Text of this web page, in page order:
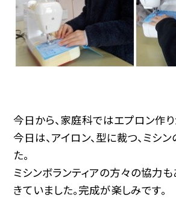
今日から、家庭科ではエプロン作り
今日は、アイロン、型に裁つ、ミシ
た。
ミシンボランティアの方々の協力も
きていました。完成が楽しみです。